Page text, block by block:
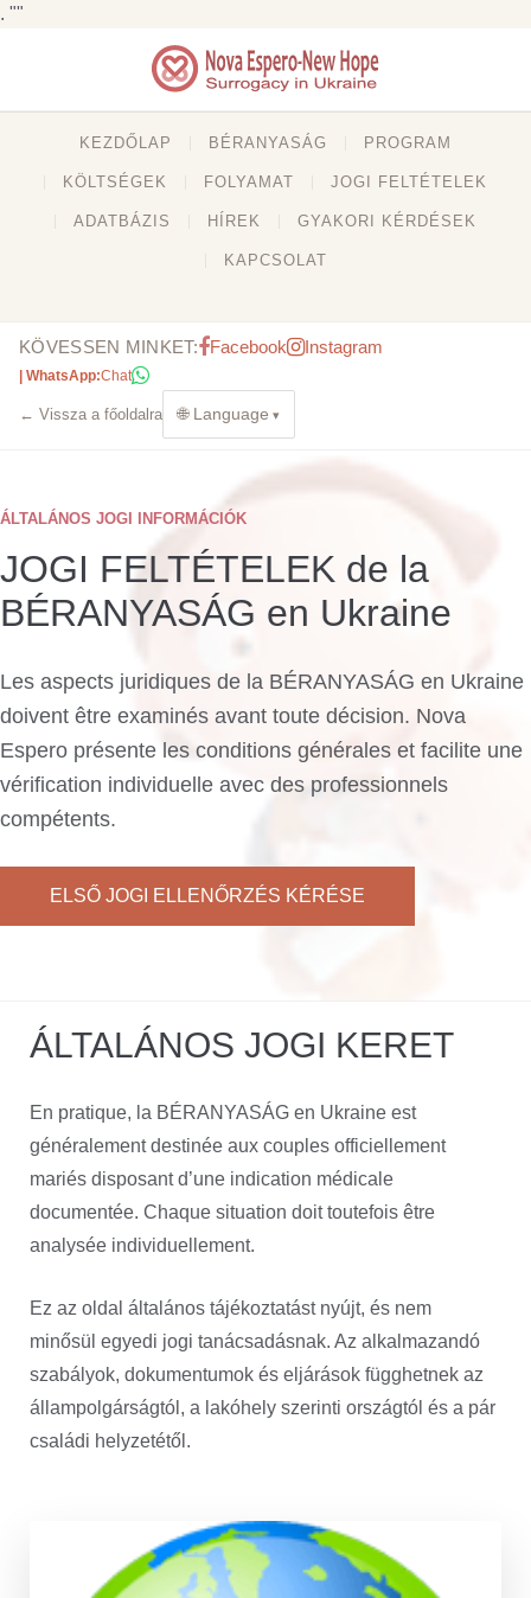
. ""
KEZDŐLAP BÉRANYASÁG PROGRAM
KÖLTSÉGEK FOLYAMAT JOGI FELTÉTELEK
ADATBÁZIS HÍREK GYAKORI KÉRDÉSEK
KAPCSOLAT
KÖVESSEN MINKET: Facebook Instagram
| WhatsApp:Chat
← Vissza a főoldalra 🌐 Language
ÁLTALÁNOS JOGI INFORMÁCIÓK
JOGI FELTÉTELEK de la
BÉRANYASÁG en Ukraine
Les aspects juridiques de la BÉRANYASÁG en Ukraine
doivent être examinés avant toute décision. Nova
Espero présente les conditions générales et facilite une
vérification individuelle avec des professionnels
compétents.
ELSŐ JOGI ELLENŐRZÉS KÉRÉSE
ÁLTALÁNOS JOGI KERET
En pratique, la BÉRANYASÁG en Ukraine est
généralement destinée aux couples officiellement
mariés disposant d’une indication médicale
documentée. Chaque situation doit toutefois être
analysée individuellement.
Ez az oldal általános tájékoztatást nyújt, és nem
minősül egyedi jogi tanácsadásnak. Az alkalmazandó
szabályok, dokumentumok és eljárások függhetnek az
állampolgárságtól, a lakóhely szerinti országtól és a pár
családi helyzetétől.